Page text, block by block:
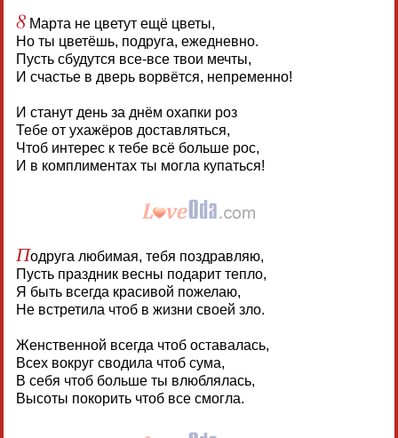
8Марта не цветут ещё цветы,
Но ты цветёшь, подруга, ежедневно.
Пусть сбудутся все-все твои мечты,
И счастье в дверь ворвётся, непременно!
И станут день за днём охапки роз
Тебе от ухажёров доставляться,
Чтоб интерес к тебе всё больше рос,
И в комплиментах ты могла купаться!
Подруга любимая, тебя поздравляю,
Пусть праздник весны подарит тепло,
Я быть всегда красивой пожелаю,
Не встретила чтоб в жизни своей зло.
Женственной всегда чтоб оставалась,
Всех вокруг сводила чтоб сума,
В себя чтоб больше ты влюблялась,
Высоты покорить чтоб все смогла.